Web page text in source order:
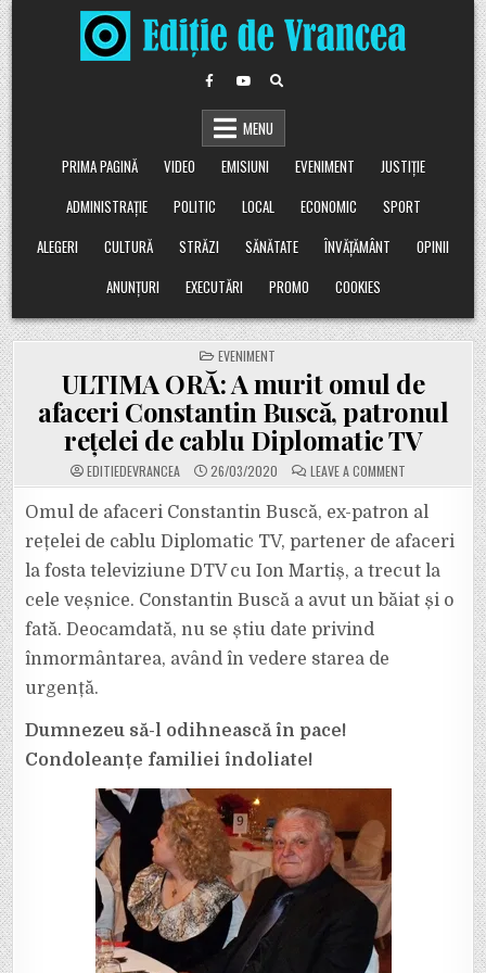
Skip
to
content
MENU
PRIMA PAGINĂ
VIDEO EMISIUNI EVENIMENT
JUSTIȚIE
ADMINISTRAȚIE
POLITIC LOCAL ECONOMIC
SPORT
ALEGERI
CULTURĂ STRĂZI SĂNĂTATE ÎNVĂȚĂMÂNT
OPINII
ANUNȚURI
EXECUTĂRI PROMO COOKIES
POSTED
IN
EVENIMENT
ULTIMA ORĂ: A murit omul de
afaceri Constantin Buscă, patronul
rețelei de cablu Diplomatic TV
EDITIEDEVRANCEA 26/03/2020 LEAVE A COMMENTON
ULTIMA
A
MURIT
OMUL
DE
AFACERI
CONSTANTIN
PATRONUL
REȚELEI
Omul de afaceri Constantin Buscă, ex-patron al
rețelei de cablu Diplomatic TV, partener de afaceri
la fosta televiziune DTV cu Ion Martiș, a trecut la
cele veșnice. Constantin Buscă a avut un băiat și o
fată. Deocamdată, nu se știu date privind
înmormântarea, având în vedere starea de
urgență.
Dumnezeu să-l odihnească în pace!
Condoleanțe familiei îndoliate!